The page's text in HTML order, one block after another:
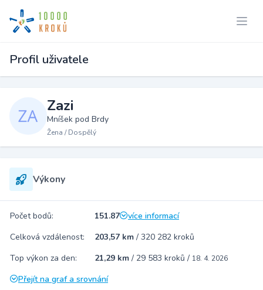
Profil uživatele
Zazi
Mníšek pod Brdy
Žena / Dospělý
Výkony
Počet bodů: 151.87
více informací
Celková vzdálenost:
203,57 km / 320 282 kroků
Top výkon za den:
21,29 km / 29 583 kroků / 18. 4. 2026
Přejít na graf a srovnání